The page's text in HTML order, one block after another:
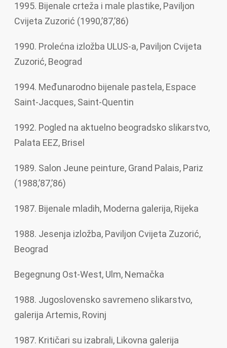
1995. Bijenale crteža i male plastike, Paviljon
Cvijeta Zuzorić (1990,’87,’86)
1990. Prolećna izložba ULUS-a, Paviljon Cvijeta
Zuzorić, Beograd
1994. Međunarodno bijenale pastela, Espace
Saint-Jacques, Saint-Quentin
1992. Pogled na aktuelno beogradsko slikarstvo,
Palata EEZ, Brisel
1989. Salon Jeune peinture, Grand Palais, Pariz
(1988,’87,’86)
1987. Bijenale mladih, Moderna galerija, Rijeka
1988. Jesenja izložba, Paviljon Cvijeta Zuzorić,
Beograd
Begegnung Ost-West, Ulm, Nemačka
1988. Jugoslovensko savremeno slikarstvo,
galerija Artemis, Rovinj
1987. Kritičari su izabrali, Likovna galerija